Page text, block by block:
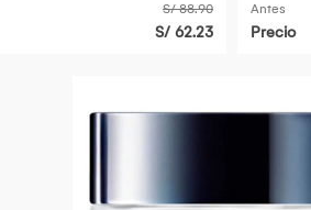
S/ 88.90
S/ 62.23
Antes
Precio